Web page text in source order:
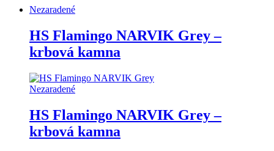
Nezaradené
HS Flamingo NARVIK Grey –
krbová kamna
Nezaradené
HS Flamingo NARVIK Grey –
krbová kamna